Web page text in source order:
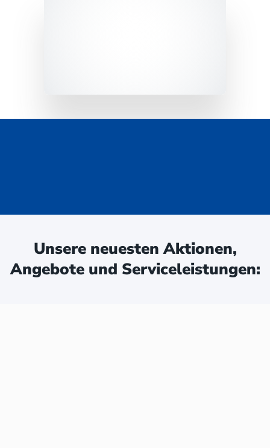
Unsere neuesten Aktionen,
Angebote und Serviceleistungen: